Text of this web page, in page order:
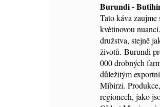
Burundi -
Tato káva
květinovou
družstva, stejně
životů. Burundi
000 drobných
důležitým
Mibirzi.
regionech, jako
Kód9200